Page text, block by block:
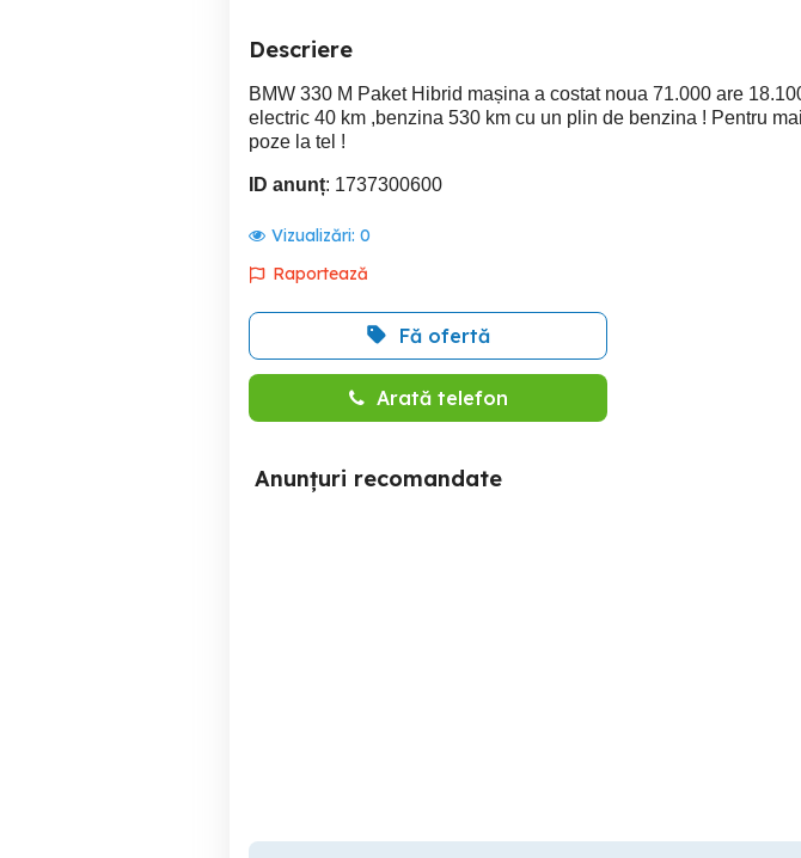
Descriere
BMW 330 M Paket Hibrid mașina a costat noua 71.000 are
electric 40 km ,benzina 530 km cu un plin de benzina ! Pentru
poze la tel !
ID anunț: 1737300600
Vizualizări: 0
Raportează
Fă ofertă
Arată telefon
Anunțuri recomandate